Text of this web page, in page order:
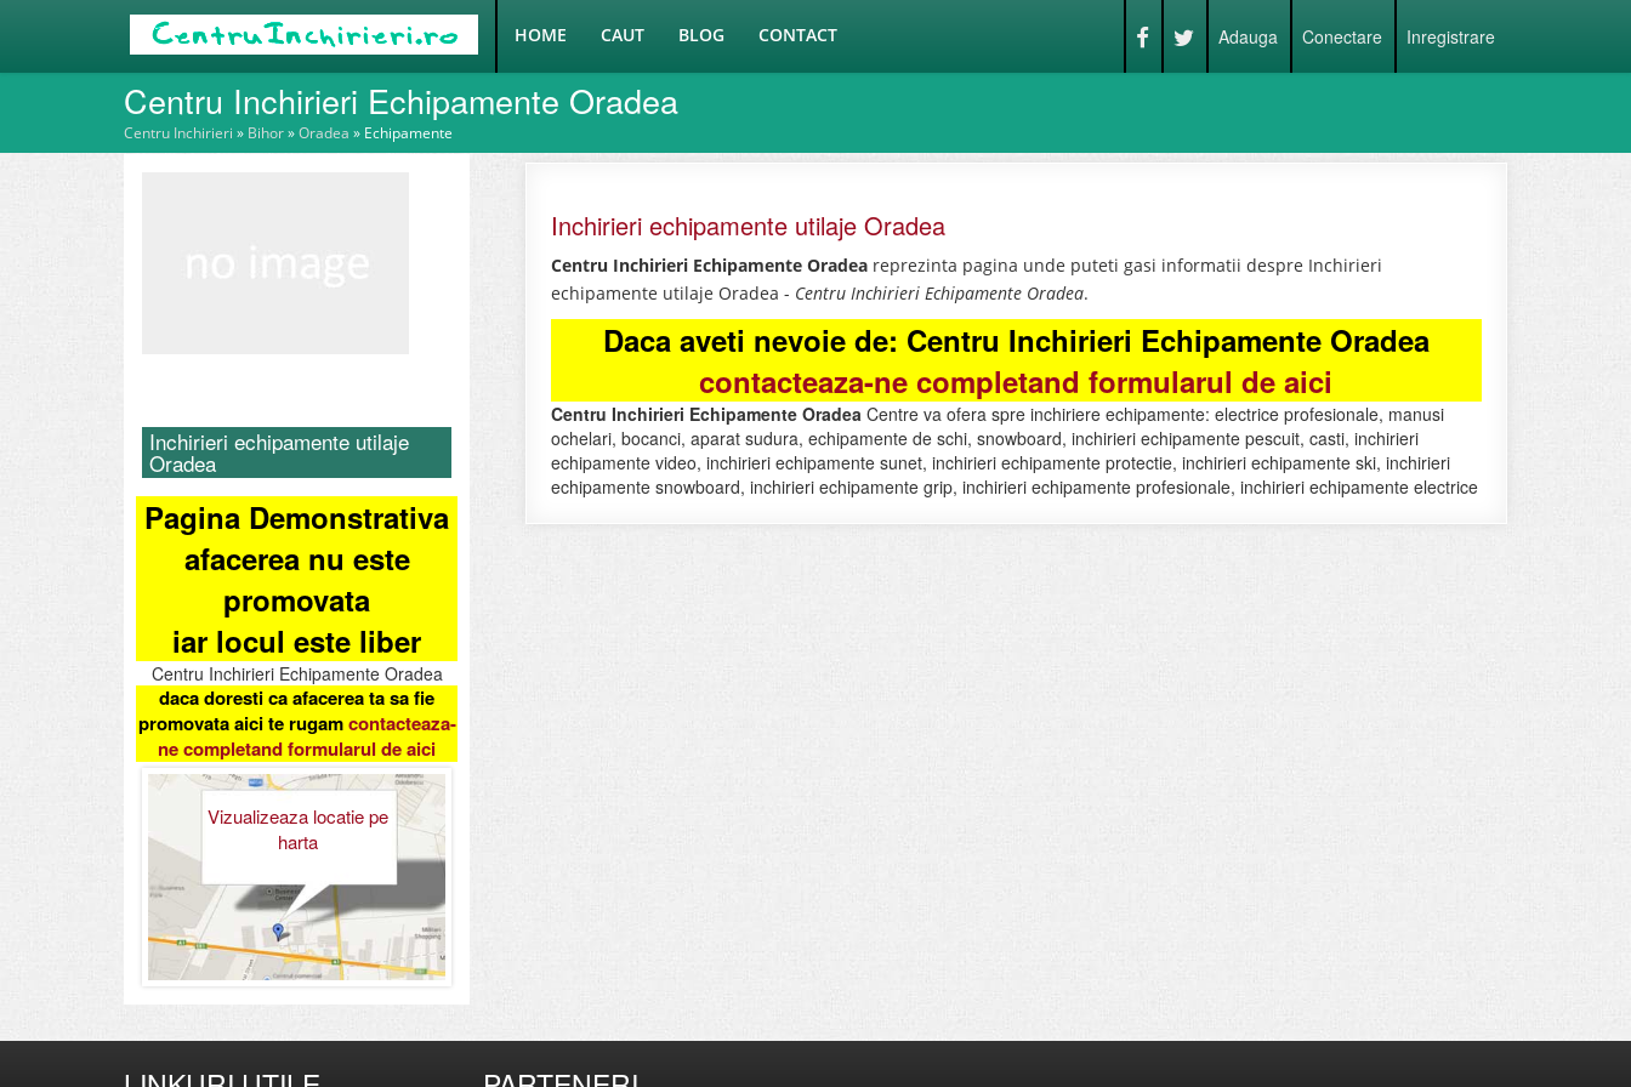
Adauga Conectare Inregistrare
HOME CAUT BLOG CONTACT
Centru Inchirieri Echipamente Oradea
Centru Inchirieri » Bihor»Oradea » Echipamente
Inchirieri echipamente utilaje
Oradea
Pagina Demonstrativa
afacerea nu este
promovata
iar locul este liber
Centru Inchirieri Echipamente Oradea
daca doresti ca afacerea ta sa fie
promovata aici te rugamcontacteaza-
ne completand formularul de aici
Vizualizeaza locatie pe
harta
Inchirieri echipamente utilaje Oradea
Centru Inchirieri Echipamente Oradeareprezinta pagina unde puteti gasi informatii despre Inchirieri
echipamente utilaje Oradea - Centru Inchirieri Echipamente Oradea.
Daca aveti nevoie de: Centru Inchirieri Echipamente Oradea
contacteaza-ne completand formularul de aici
Centru Inchirieri Echipamente OradeaCentre va ofera spre inchiriere echipamente: electrice profesionale, manusi
ochelari, bocanci, aparat sudura, echipamente de schi, snowboard, inchirieri echipamente pescuit, casti, inchirieri
echipamente video, inchirieri echipamente sunet, inchirieri echipamente protectie, inchirieri echipamente ski, inchirieri
echipamente snowboard, inchirieri echipamente grip, inchirieri echipamente profesionale, inchirieri echipamente electrice